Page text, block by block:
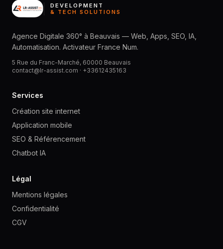
DEVELOPMENT
& TECH SOLUTIONS
Agence Digitale 360° à Beauvais — Web, Apps, SEO, IA,
Automatisation. Activateur France Num.
5 Rue du Franc-Marché, 60000 Beauvais
contact@lr-assist.com · +33612435163
Services
Création site internet
Application mobile
SEO & Référencement
Chatbot IA
Légal
Mentions légales
Confidentialité
CGV